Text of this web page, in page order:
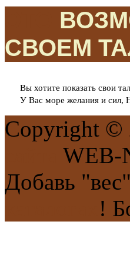
СВОЕМ
Вы хотите показать свои
У Вас море желания и сил,
Copyright ©
WEB-
Добавь
!